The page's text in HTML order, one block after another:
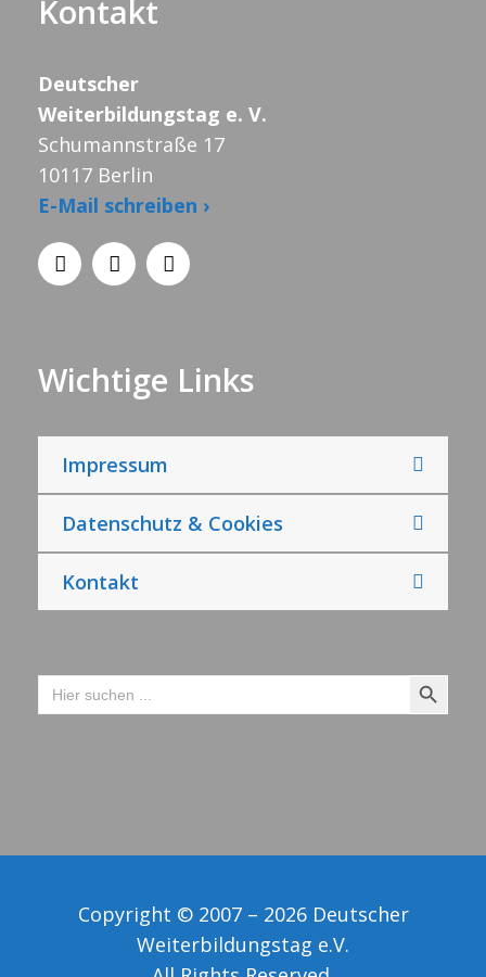
Kontakt
Deutscher
Weiterbildungstag e. V.
Schumannstraße 17
10117 Berlin
E-Mail schreiben ›
Wichtige Links
Impressum
Datenschutz & Cookies
Kontakt
Search
for:
Search Button
Copyright © 2007 – 2026 Deutscher
Weiterbildungstag e.V.